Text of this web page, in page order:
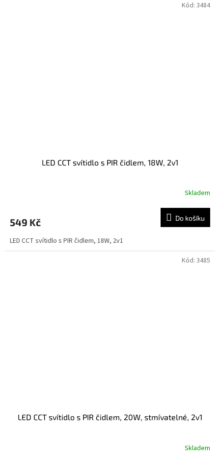
LED CCT svítidlo s PIR čidlem, 18W, 2v1
Skladem
549 Kč Do košíku
LED CCT svítidlo s PIR čidlem, 18W, 2v1
Kód: 3484
LED CCT svítidlo s PIR čidlem, 20W, stmívatelné, 2v1
Skladem
Kód: 3485